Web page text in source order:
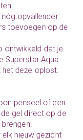
opvallender
toevoegen op de
ontwikkeld dat je
Superstar Aqua
het deze oplost.
penseel of een
gel direct op de
nieuw gezicht